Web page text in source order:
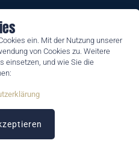
ein. Mit der Nutzung unserer
von Cookies zu. Weitere
einsetzen, und wie Sie die